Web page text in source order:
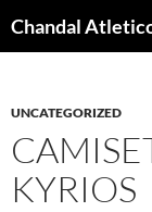
UNCATEGORIZED
KYRIOS